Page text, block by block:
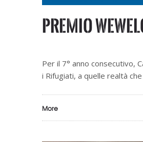
premio
Per il 7° anno consecutivo,
i Rifugiati, a quelle realtà
More